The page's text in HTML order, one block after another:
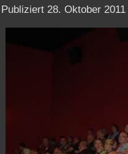
Publiziert 28. Oktober 2011